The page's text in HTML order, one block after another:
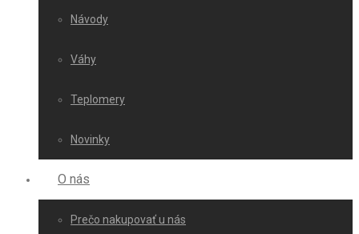
Návody
Váhy
Teplomery
Novinky
O nás
Prečo nakupovať u nás